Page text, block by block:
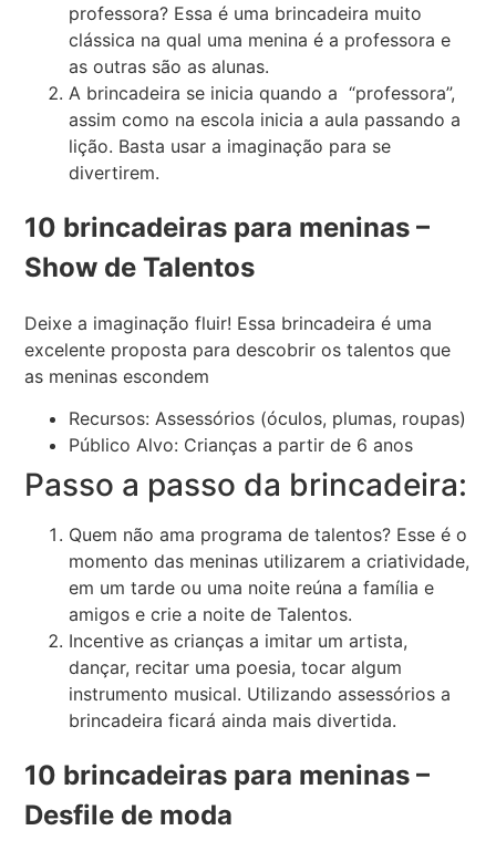
professora? Essa é uma brincadeira muito
clássica na qual uma menina é a professora e
as outras são as alunas.
A brincadeira se inicia quando a “professora”,
assim como na escola inicia a aula passando a
lição. Basta usar a imaginação para se
divertirem.
10 brincadeiras para meninas –
Show de Talentos
Deixe a imaginação fluir! Essa brincadeira é uma
excelente proposta para descobrir os talentos que
as meninas escondem
Recursos: Assessórios (óculos, plumas, roupas)
Público Alvo: Crianças a partir de 6 anos
Passo a passo da brincadeira:
Quem não ama programa de talentos? Esse é o
momento das meninas utilizarem a criatividade,
em um tarde ou uma noite reúna a família e
amigos e crie a noite de Talentos.
Incentive as crianças a imitar um artista,
dançar, recitar uma poesia, tocar algum
instrumento musical. Utilizando assessórios a
brincadeira ficará ainda mais divertida.
10 brincadeiras para meninas –
Desfile de moda